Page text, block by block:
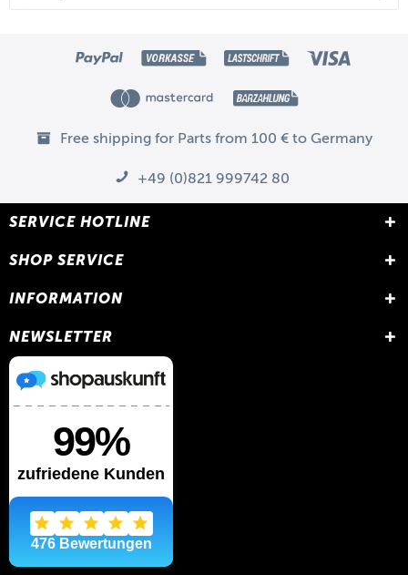
Free shipping for Parts from 100 € to Germany
+49 (0)821 999742 80
SERVICE HOTLINE
SHOP SERVICE
INFORMATION
NEWSLETTER